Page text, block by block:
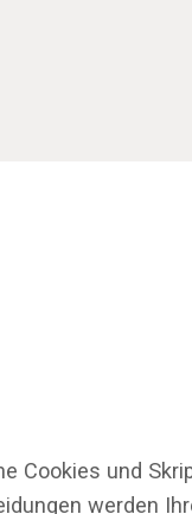
Cookies und
werden